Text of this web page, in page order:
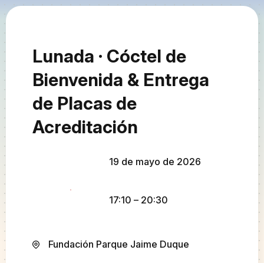
Lunada · Cóctel de
Bienvenida & Entrega
de Placas de
Acreditación
19 de mayo de 2026
17:10 – 20:30
Fundación Parque Jaime Duque